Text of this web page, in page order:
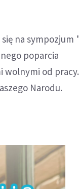
na sympozjum
poparcia
wolnymi od
Narodu.